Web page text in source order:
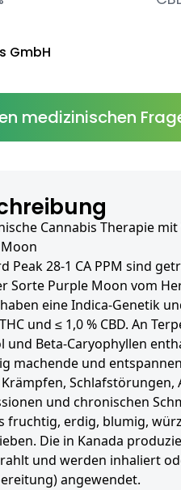
GmbH
medizinischen
Cannabis Therapie mit
Peak 28-1 CA PPM sind
Sorte Purple Moon vom
eine Indica-Genetik
und ≤ 1,0 % CBD. An
und Beta-Caryophyllen
machende und
Krämpfen, Schlafstörungen,
und chronischen
fruchtig, erdig, blumig,
Die in Kanada
und werden inhaliert
angewendet.